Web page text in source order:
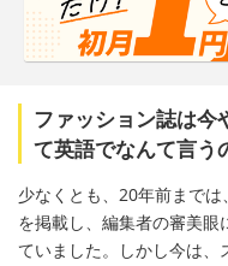
ファッション誌は今
て英語でなんて言う
少なくとも、20年前まで
を掲載し、編集者の審美
ていました。しかし今は